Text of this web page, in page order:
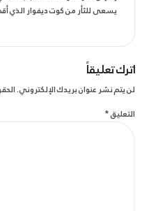
يسعى للثأر من كوت ديفوار الذي
اترك تعليقاً
لن يتم نشر عنوان بريدك الإلكتروني.
التعليق*